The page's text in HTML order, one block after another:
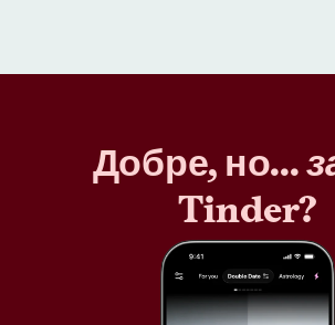
Добре, но...
Tinder?